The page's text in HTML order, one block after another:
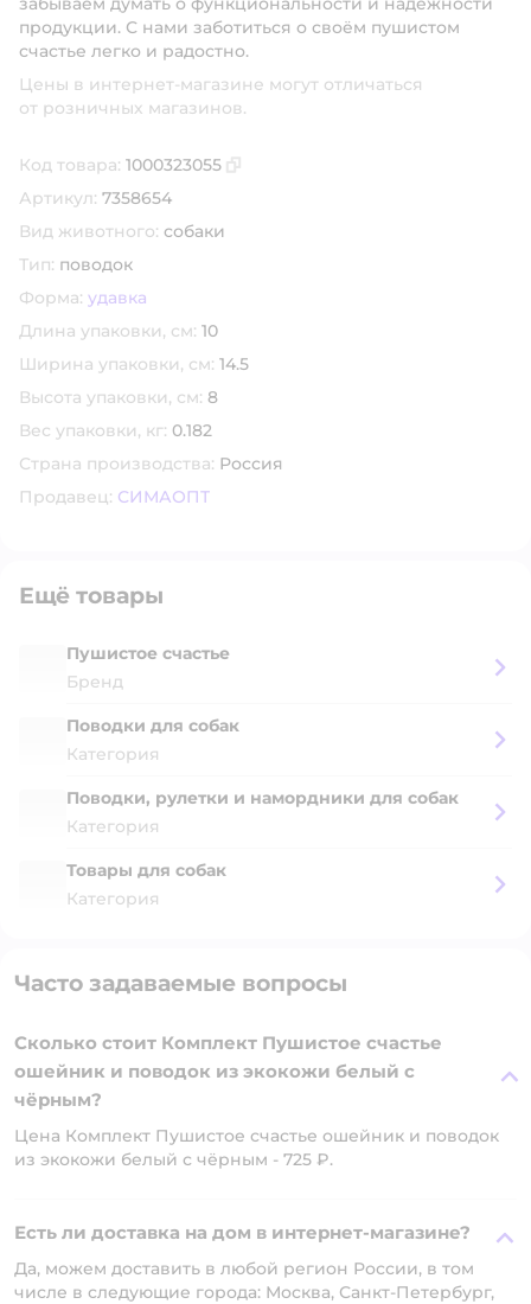
продукции. С нами заботиться о своём пушистом
счастье легко и радостно.
Цены в интернет-магазине могут отличаться
от розничных магазинов.
Код товара: 1000323055
Артикул: 7358654
Вид животного: собаки
Тип: поводок
Форма: удавка
Длина упаковки, см: 10
Ширина упаковки, см: 14.5
Высота упаковки, см: 8
Вес упаковки, кг: 0.182
Страна производства: Россия
Продавец: СИМАОПТ
Ещё товары
Пушистое счастье
Бренд
Поводки для собак
Категория
Поводки, рулетки и намордники для собак
Категория
Товары для собак
Категория
Часто задаваемые вопросы
Сколько стоит Комплект Пушистое счастье
ошейник и поводок из экокожи белый с
чёрным?
Цена Комплект Пушистое счастье ошейник и поводок
из экокожи белый с чёрным - 725 ₽.
Есть ли доставка на дом в интернет-магазине?
Да, можем доставить в любой регион России, в том
числе в следующие города: Москва, Санкт-Петербург,